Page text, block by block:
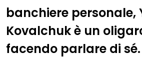
banchiere personale,
Kovalchuk è un
facendo parlare di sé.